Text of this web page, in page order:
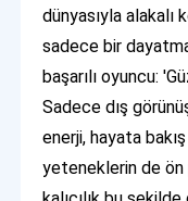
dünyasıyla alakalı
sadece bir
başarılı oyuncu:
Sadece dış
enerji, hayata
yeteneklerin de ön